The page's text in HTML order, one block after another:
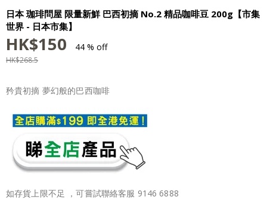
日本 珈琲問屋 限量新鮮 巴西初摘 No.2 精品咖啡豆 200g【市集
世界 - 日本市集】
HK$150 44 % off
HK$268.5
矜貴初摘 夢幻般的巴西咖啡
如存貨上限不足 ，可嘗試聯絡客服 9146 6888